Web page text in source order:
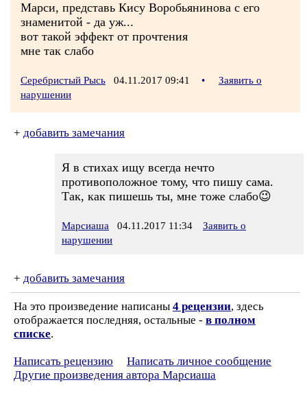
Марси, представь Кису Воробьянинова с его
знаменитой - да уж...
вот такой эффект от прочтения
мне так слабо
Серебристый Рысь 04.11.2017 09:41 •
Заявить о
нарушении
+ добавить замечания
Я в стихах ищу всегда нечто
противоположное тому, что пишу сама.
Так, как пишешь ты, мне тоже слабо😉
Марсиаша 04.11.2017 11:34
Заявить о
нарушении
+ добавить замечания
На это произведение написаны 4 рецензии, здесь
отображается последняя, остальные - в полном
списке.
Написать рецензию
Написать личное сообщение
Другие произведения автора Марсиаша